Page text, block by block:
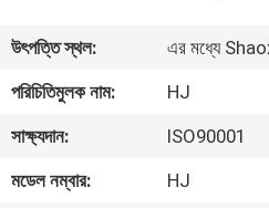
সম্পর্কে
ভ্রমণ
উৎপত্তি স্থল:
এর মধ্যে
পরিচিতিমুলক নাম:
HJ
সাক্ষ্যদান:
ISO90001
মডেল নম্বার:
HJ